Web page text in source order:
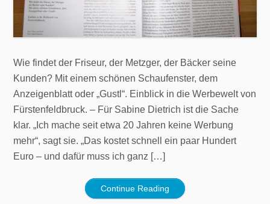
Wie findet der Friseur, der Metzger, der Bäcker seine
Kunden? Mit einem schönen Schaufenster, dem
Anzeigenblatt oder „Gustl“. Einblick in die Werbewelt von
Fürstenfeldbruck. – Für Sabine Dietrich ist die Sache
klar. „Ich mache seit etwa 20 Jahren keine Werbung
mehr“, sagt sie. „Das kostet schnell ein paar Hundert
Euro – und dafür muss ich ganz […]
Continue Reading